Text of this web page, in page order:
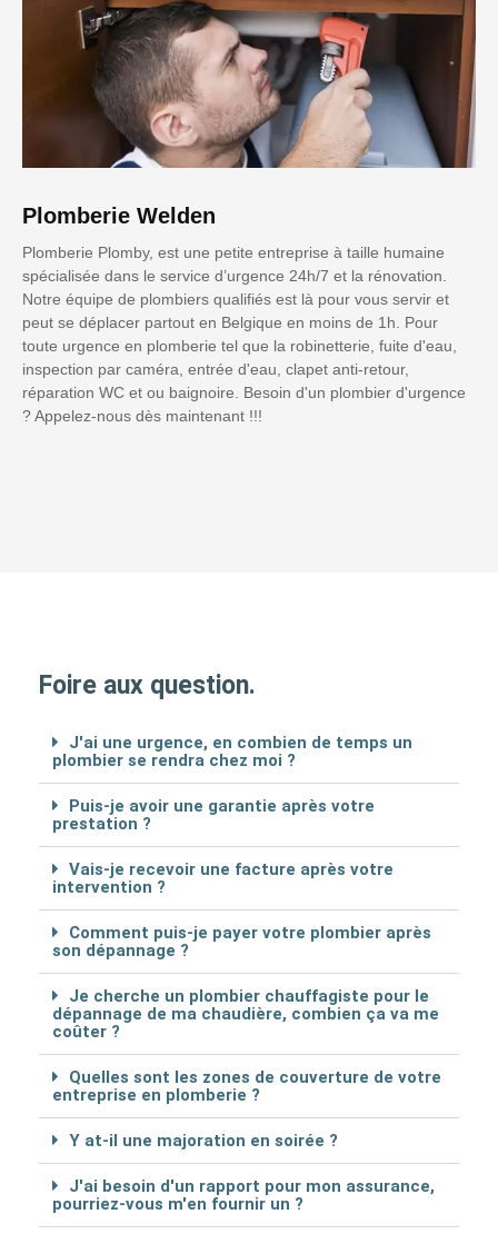
Plomberie Welden
Plomberie Plomby, est une petite entreprise à taille humaine
spécialisée dans le service d’urgence 24h/7 et la rénovation.
Notre équipe de plombiers qualifiés est là pour vous servir et
peut se déplacer partout en Belgique en moins de 1h. Pour
toute urgence en plomberie tel que la robinetterie, fuite d'eau,
inspection par caméra, entrée d'eau, clapet anti-retour,
réparation WC et ou baignoire. Besoin d'un plombier d'urgence
? Appelez-nous dès maintenant !!!
Foire aux question.
J'ai une urgence, en combien de temps un
plombier se rendra chez moi ?
Puis-je avoir une garantie après votre
prestation ?
Vais-je recevoir une facture après votre
intervention ?
Comment puis-je payer votre plombier après
son dépannage ?
Je cherche un plombier chauffagiste pour le
dépannage de ma chaudière, combien ça va me
coûter ?
Quelles sont les zones de couverture de votre
entreprise en plomberie ?
Y at-il une majoration en soirée ?
J'ai besoin d'un rapport pour mon assurance,
pourriez-vous m'en fournir un ?